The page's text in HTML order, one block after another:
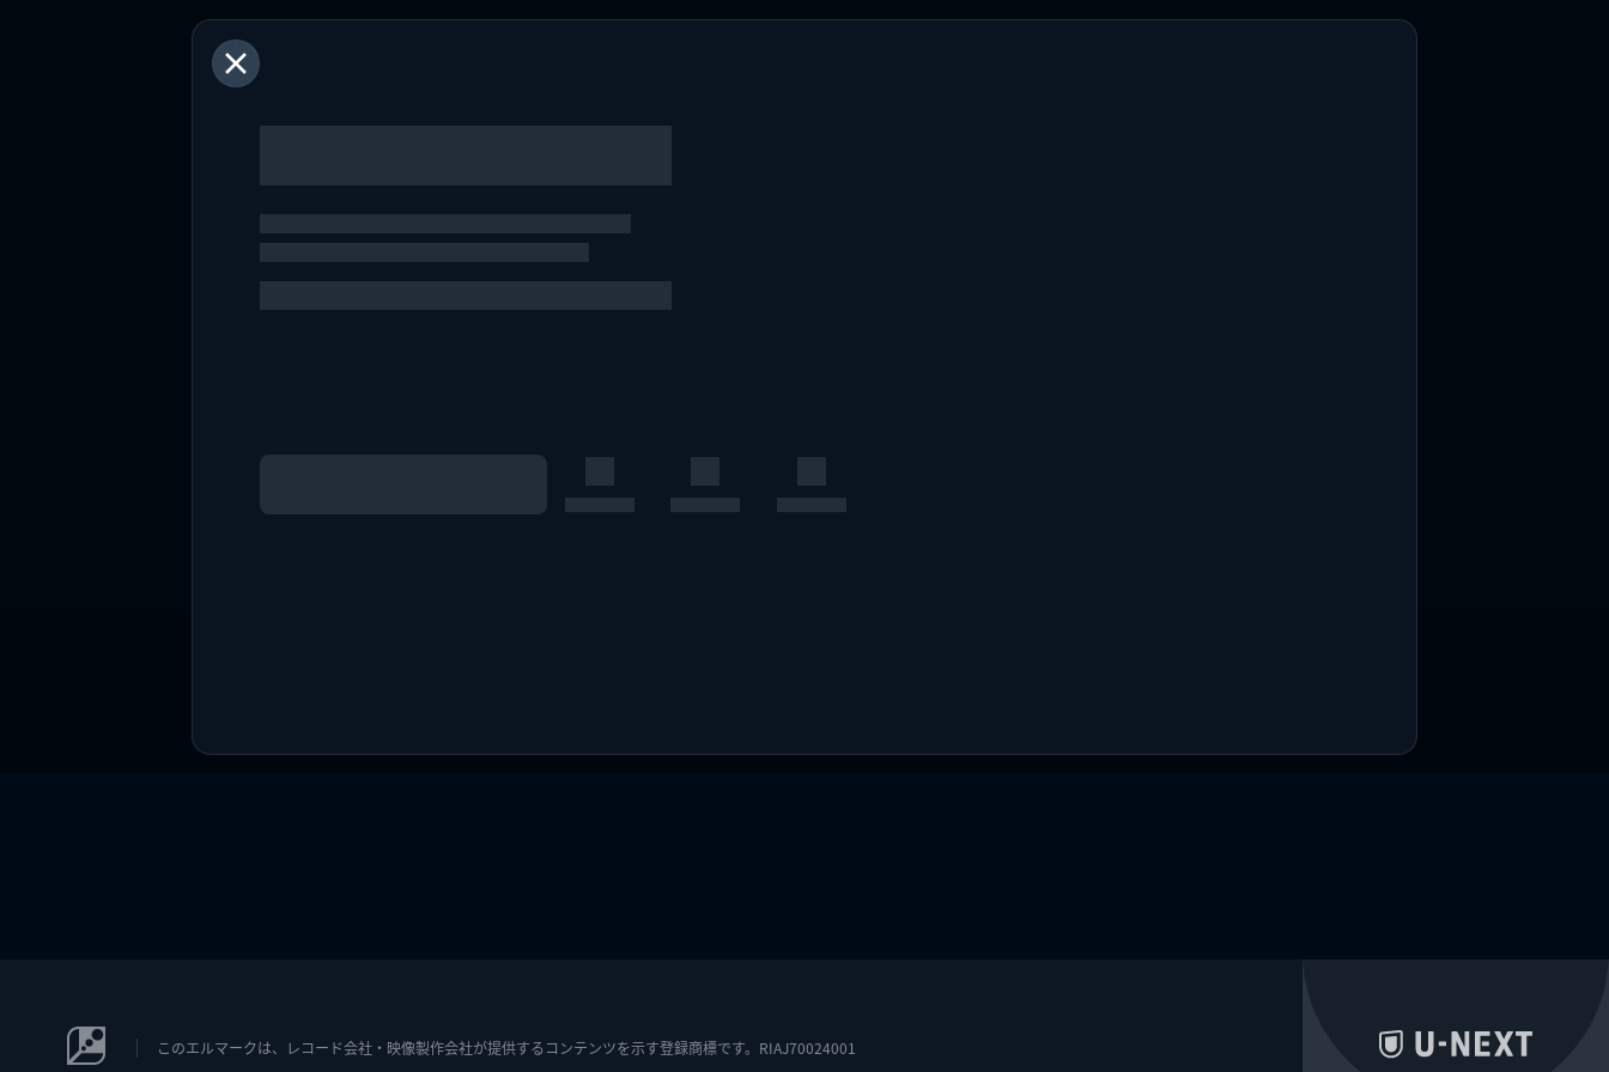
このエルマークは、レコード会社・映像製作会社が提供するコンテンツを示す登録商標です。RIAJ70024001